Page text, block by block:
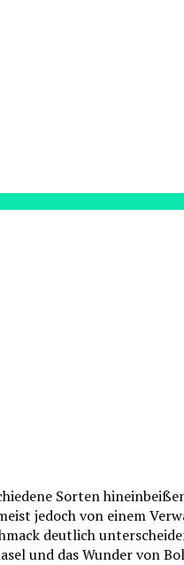
Sorten
jedoch von einem
deutlich
und das Wunder von